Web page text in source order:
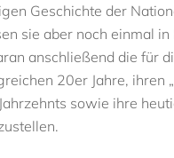
Geschichte der
sie aber noch einmal in
anschließend die für
20er Jahre, ihren
sowie ihre